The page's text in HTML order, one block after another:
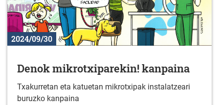
2024/09/30
Denok mikrotxiparekin! kanpaina
Txakurretan eta katuetan mikrotxipak instalatzeari
buruzko kanpaina